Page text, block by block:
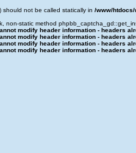
not be called statically in /www/
non-static method
modify header information - headers
modify header information - headers
modify header information - headers
modify header information - headers